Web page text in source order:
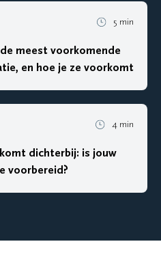
5 min
meest voorkomende
en hoe je ze voorkomt
4 min
dichterbij: is jouw
voorbereid?